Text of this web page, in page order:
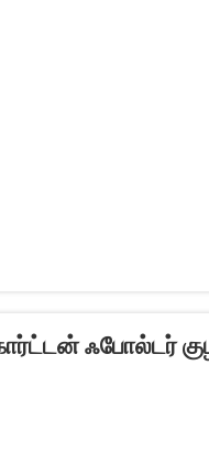
ஆயுள் மிகவும்
ஃபோல்டர்